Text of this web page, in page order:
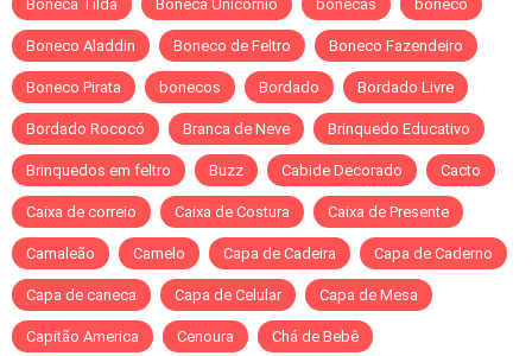
Boneca Tilda Boneca Unicórnio bonecas boneco
Boneco Aladdin Boneco de Feltro Boneco Fazendeiro
Boneco Pirata bonecos Bordado Bordado Livre
Bordado Rococó Branca de Neve Brinquedo Educativo
Brinquedos em feltro Buzz Cabide Decorado Cacto
Caixa de correio Caixa de Costura Caixa de Presente
Camaleão Camelo Capa de Cadeira Capa de Caderno
Capa de caneca Capa de Celular Capa de Mesa
Capitão America Cenoura Chá de Bebê